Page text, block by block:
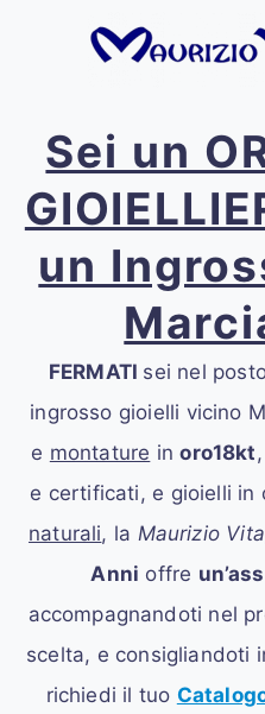
Sei un
un
FERMATI sei nel
ingrosso gioielli vicino
e montature inoro18kt
e certificati, e gioielli in
naturali, la Maurizio
Anni offre
accompagnandoti nel
scelta, e consigliandoti
richiedi il tuo